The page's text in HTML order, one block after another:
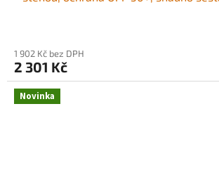
slunci, venkovní slunečník pro celou
1 902 Kč bez DPH
2 301 Kč
Novinka